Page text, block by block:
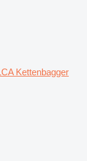
Kettenbagger